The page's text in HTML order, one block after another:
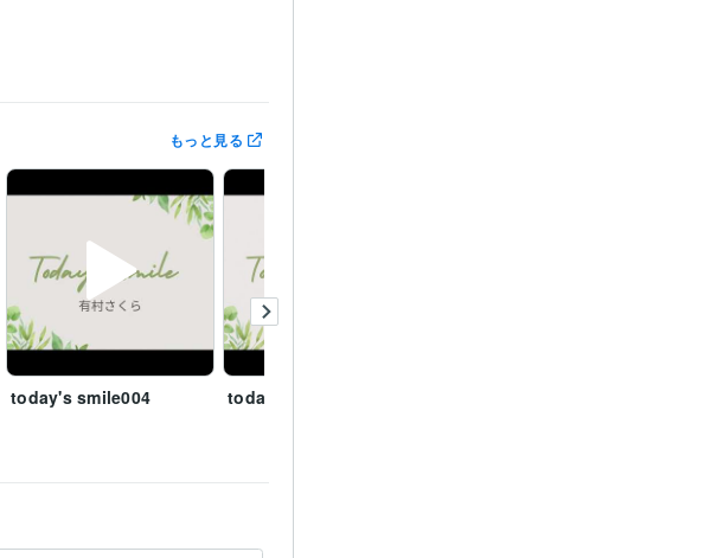
もっと見る
today's smile004 today's smile